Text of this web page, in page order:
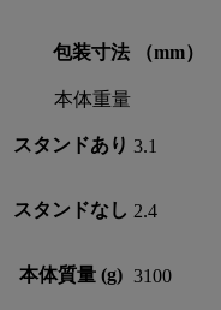
包装寸法 （mm）
本体重量
スタンドあり 3.1
スタンドなし 2.4
本体質量 (g) 3100